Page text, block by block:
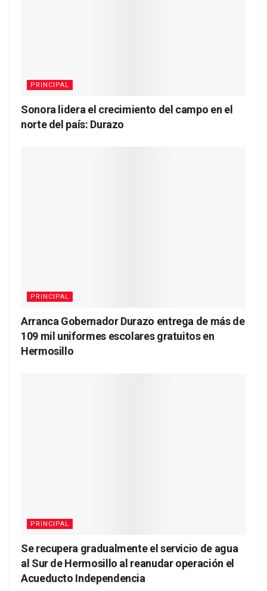
PRINCIPAL
Sonora lidera el crecimiento del campo en el
norte del país: Durazo
PRINCIPAL
Arranca Gobernador Durazo entrega de más de
109 mil uniformes escolares gratuitos en
Hermosillo
PRINCIPAL
Se recupera gradualmente el servicio de agua
al Sur de Hermosillo al reanudar operación el
Acueducto Independencia